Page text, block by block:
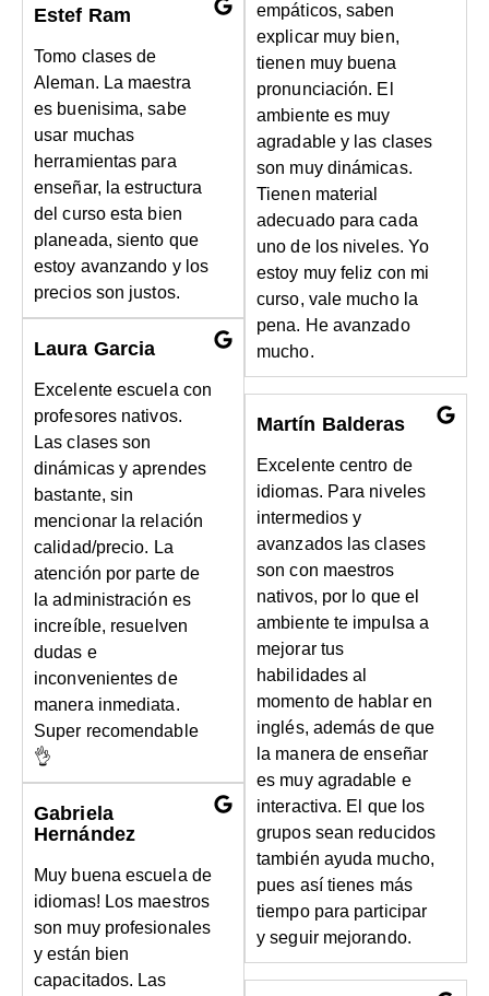
Estef Ram
Tomo clases de
Aleman. La maestra
es buenisima, sabe
usar muchas
herramientas para
enseñar, la estructura
del curso esta bien
planeada, siento que
estoy avanzando y los
precios son justos.
Laura Garcia
Excelente escuela con
profesores nativos.
Las clases son
dinámicas y aprendes
bastante, sin
mencionar la relación
calidad/precio. La
atención por parte de
la administración es
increíble, resuelven
dudas e
inconvenientes de
manera inmediata.
Super recomendable
👌
Gabriela
Hernández
Muy buena escuela de
idiomas! Los maestros
son muy profesionales
y están bien
capacitados. Las
empáticos, saben
explicar muy bien,
tienen muy buena
pronunciación. El
ambiente es muy
agradable y las clases
son muy dinámicas.
Tienen material
adecuado para cada
uno de los niveles. Yo
estoy muy feliz con mi
curso, vale mucho la
pena. He avanzado
mucho.
Martín Balderas
Excelente centro de
idiomas. Para niveles
intermedios y
avanzados las clases
son con maestros
nativos, por lo que el
ambiente te impulsa a
mejorar tus
habilidades al
momento de hablar en
inglés, además de que
la manera de enseñar
es muy agradable e
interactiva. El que los
grupos sean reducidos
también ayuda mucho,
pues así tienes más
tiempo para participar
y seguir mejorando.